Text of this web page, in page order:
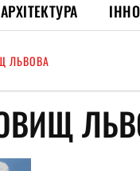
АРХІТЕКТУРА
ЛЬВОВА